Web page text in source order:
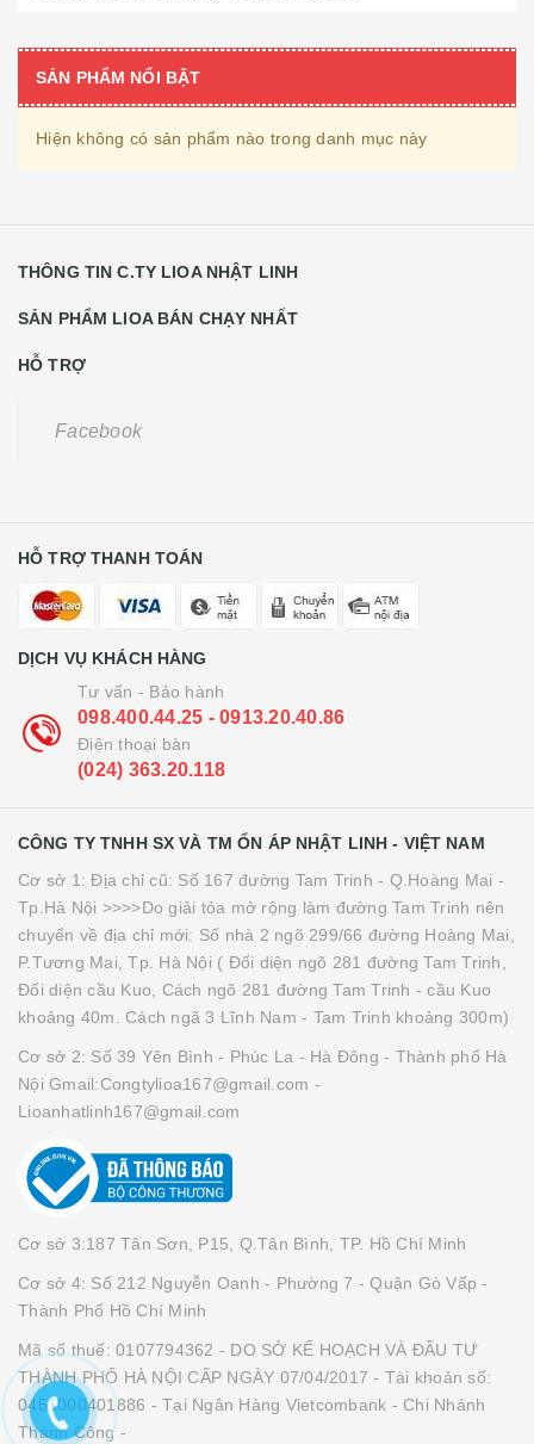
SẢN PHẨM NỔI BẬT
Hiện không có sản phẩm nào trong danh mục này
THÔNG TIN C.TY LIOA NHẬT LINH
SẢN PHẨM LIOA BÁN CHẠY NHẤT
HỖ TRỢ
Facebook
HỖ TRỢ THANH TOÁN
DỊCH VỤ KHÁCH HÀNG
Tư vấn - Bảo hành
098.400.44.25 - 0913.20.40.86
Điện thoại bàn
(024) 363.20.118
CÔNG TY TNHH SX VÀ TM ỔN ÁP NHẬT LINH - VIỆT NAM
Cơ sở 1: Địa chỉ cũ: Số 167 đường Tam Trinh - Q.Hoàng Mai -
Tp.Hà Nội >>>>Do giải tỏa mở rộng làm đường Tam Trinh nên
chuyển về địa chỉ mới: Số nhà 2 ngõ 299/66 đường Hoàng Mai,
P.Tương Mai, Tp. Hà Nội ( Đối diện ngõ 281 đường Tam Trinh,
Đối diện cầu Kuo, Cách ngõ 281 đường Tam Trinh - cầu Kuo
khoảng 40m. Cách ngã 3 Lĩnh Nam - Tam Trinh khoảng 300m)
Cơ sở 2: Số 39 Yên Bình - Phúc La - Hà Đông - Thành phố Hà
Nội Gmail:Congtylioa167@gmail.com -
Lioanhatlinh167@gmail.com
Cơ sở 3:187 Tân Sơn, P15, Q.Tân Bình, TP. Hồ Chí Minh
Cơ sở 4: Số 212 Nguyễn Oanh - Phường 7 - Quận Gò Vấp -
Thành Phố Hồ Chí Minh
Mã số thuế: 0107794362 - DO SỞ KẾ HOẠCH VÀ ĐẦU TƯ
THÀNH PHỐ HÀ NỘI CẤP NGÀY 07/04/2017 - Tài khoản số:
0451000401886 - Tại Ngân Hàng Vietcombank - Chi Nhánh
Thành Công -